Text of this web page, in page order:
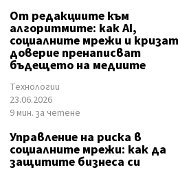
От редакциите към
алгоритмите: как AI,
социалните мрежи и
доверие пренаписват
бъдещето на медиите
Технологии
23.06.2026
9 мин. за четене
Управление на риска в
социалните мрежи: как да
защитите бизнеса си